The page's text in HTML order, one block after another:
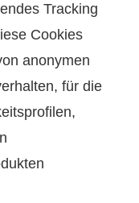
Tracking
Cookies
anonymen
für die